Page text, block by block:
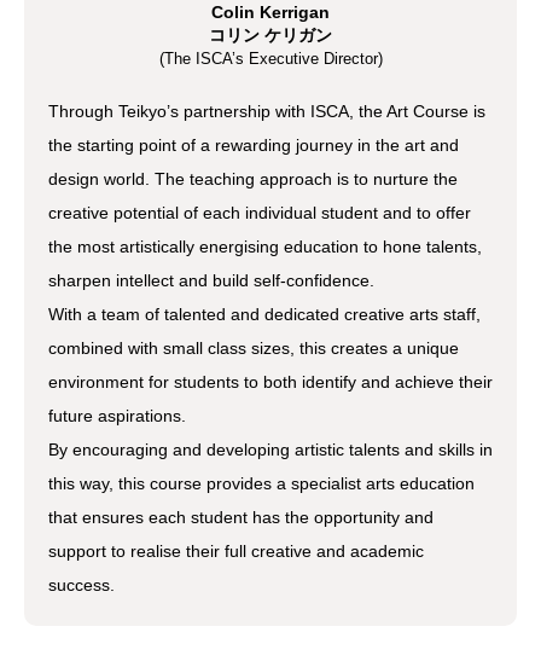
Colin Kerrigan
コリン ケリガン
(The ISCA’s Executive Director)
Through Teikyo’s partnership with ISCA, the Art Course is
the starting point of a rewarding journey in the art and
design world. The teaching approach is to nurture the
creative potential of each individual student and to offer
the most artistically energising education to hone talents,
sharpen intellect and build self-confidence.
With a team of talented and dedicated creative arts staff,
combined with small class sizes, this creates a unique
environment for students to both identify and achieve their
future aspirations.
By encouraging and developing artistic talents and skills in
this way, this course provides a specialist arts education
that ensures each student has the opportunity and
support to realise their full creative and academic
success.